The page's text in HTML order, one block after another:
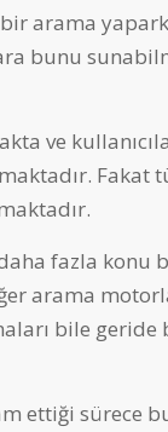
arama
bunu
ve
Fakat
fazla konu
arama
bile geride
ettiği sürece